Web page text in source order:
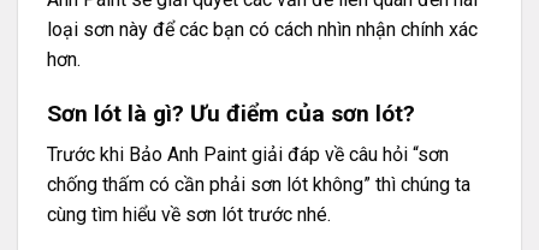
loại sơn này để các bạn có cách nhìn nhận chính xác
hơn.
Sơn lót là gì? Ưu điểm của sơn lót?
Trước khi Bảo Anh Paint giải đáp về câu hỏi “sơn
chống thấm có cần phải sơn lót không” thì chúng ta
cùng tìm hiểu về sơn lót trước nhé.